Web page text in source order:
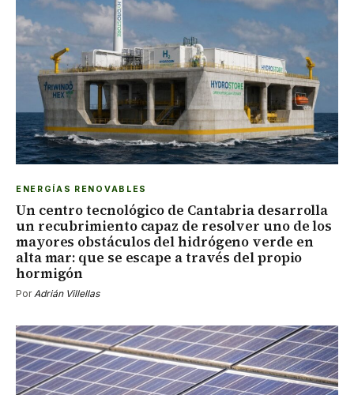
ENERGÍAS RENOVABLES
Un centro tecnológico de Cantabria desarrolla
un recubrimiento capaz de resolver uno de los
mayores obstáculos del hidrógeno verde en
alta mar: que se escape a través del propio
hormigón
PorAdrián Villellas